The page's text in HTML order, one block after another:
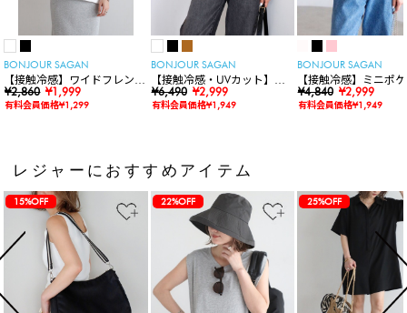
BONJOUR SAGAN
【接触冷感】ワイドフレンチ
スリーブTシャツ
¥2,860 ¥1,999
有料会員価格¥1,299
BONJOUR SAGAN
【接触冷感・UVカット】シ
ャーリングスキッパートップ
ス
¥6,490 ¥2,999
有料会員価格¥1,949
BONJOUR SAGAN
【接触冷感】ミニポ
袖ニットカーディガン
¥4,840 ¥2,999
有料会員価格¥1,949
レジャーにおすすめアイテム
15%OFF 22%OFF 25%OFF